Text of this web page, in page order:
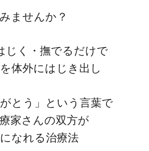
ませんか？
じく・撫でるだけで
体外にはじき出し
とう」という言葉で
家さんの双方が
なれる治療法